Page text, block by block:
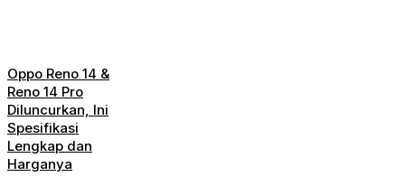
Oppo Reno 14 &
Reno 14 Pro
Diluncurkan, Ini
Spesifikasi
Lengkap dan
Harganya